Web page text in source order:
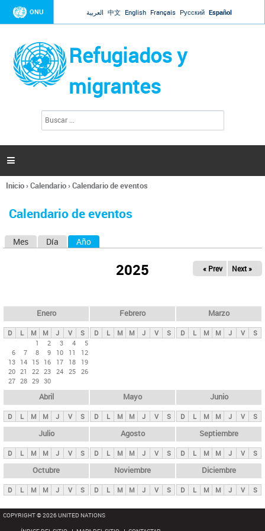
Jump to navigation
ONU العربية 中文 English Français Русский Español
Refugiados y
migrantes
l
d
s

Se
usted
Inicio›Calendario›Calendario de eventos
Calendario de eventos
s
p
n
i
p
a
l
s
Mes Día Año
2025 « Prev Next »
Enero
D L M M J V
S
1
2 3 4
5
6
7 8 9 10 11
12
13 14 15 16 17 18
19
20 21 22 23 24 25 26
27 28 29 30
Febrero
D L M M J V S
Marzo
D L M M J V S
Abril
D L M M J V S
Mayo
D L M M J V S
Junio
D L M M J V S
Julio
D L M M J V S
Agosto
D L M M J V S
Septiembre
D L M M J V S
Octubre
D L M M J V S
Noviembre
D L M M J V S
Diciembre
D L M M J V S
COPYRIGHT © 2026 UNITED NATIONS